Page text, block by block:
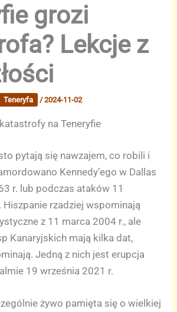
grozi
Lekcje z
Teneryfa /2024-11-02
na Teneryfie
pytają się nawzajem, co robili i
Kennedy’ego w Dallas
r. lub podczas ataków 11
Hiszpanie rzadziej wspominają
z 11 marca 2004 r., ale
Kanaryjskich mają kilka dat,
Jedną z nich jest erupcja
19 września 2021 r.
żywo pamięta się o wielkiej